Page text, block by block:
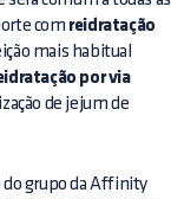
com reidratação
mais habitual
por via
de jejum de
do grupo da Affinity